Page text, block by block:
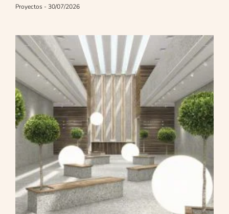
Proyectos 30/07/2026